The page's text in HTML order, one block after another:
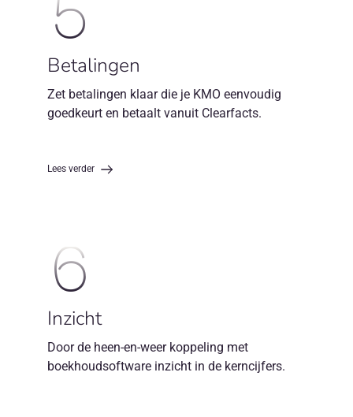
5
Betalingen
Zet betalingen klaar die je KMO eenvoudig
goedkeurt en betaalt vanuit Clearfacts.
Lees verder
6
Inzicht
Door de heen-en-weer koppeling met
boekhoudsoftware inzicht in de kerncijfers.